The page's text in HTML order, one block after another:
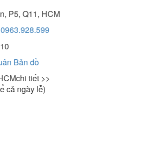
P5, Q11, HCM
0963.928.599
Bản đồ
chi tiết >>
cả ngày lễ)